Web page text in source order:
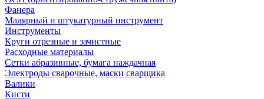
Фанера
Малярный и штукатурный инструмент
Инструменты
Круги отрезные и зачистные
Расходные материалы
Сетки абразивные, бумага наждачная
Электроды сварочные, маски сварщика
Валики
Кисти